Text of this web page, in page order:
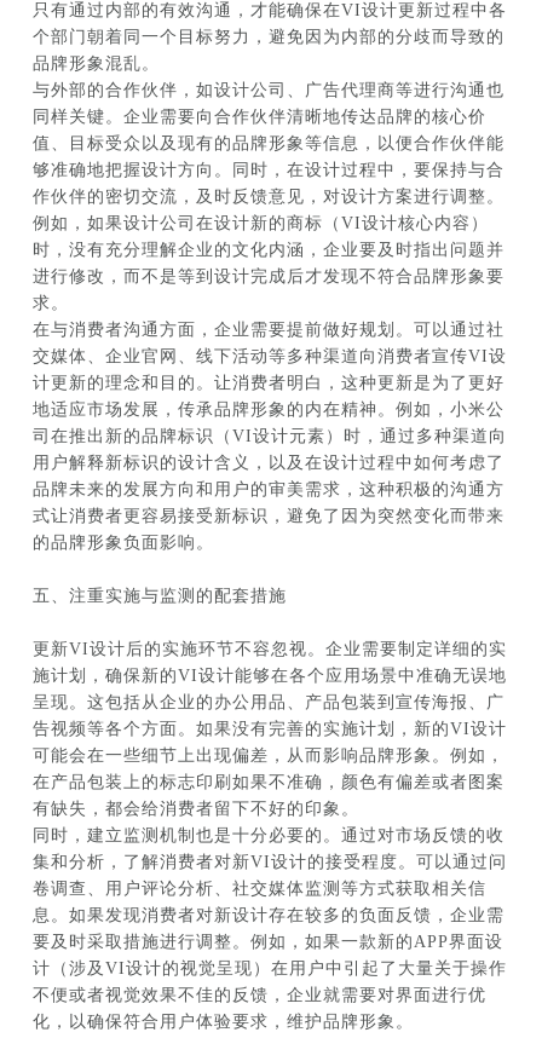
只有通过内部的有效沟通，才能确保在VI设计更新过程中各
个部门朝着同一个目标努力，避免因为内部的分歧而导致的
品牌形象混乱。
与外部的合作伙伴，如设计公司、广告代理商等进行沟通也
同样关键。企业需要向合作伙伴清晰地传达品牌的核心价
值、目标受众以及现有的品牌形象等信息，以便合作伙伴能
够准确地把握设计方向。同时，在设计过程中，要保持与合
作伙伴的密切交流，及时反馈意见，对设计方案进行调整。
例如，如果设计公司在设计新的商标（VI设计核心内容）
时，没有充分理解企业的文化内涵，企业要及时指出问题并
进行修改，而不是等到设计完成后才发现不符合品牌形象要
求。
在与消费者沟通方面，企业需要提前做好规划。可以通过社
交媒体、企业官网、线下活动等多种渠道向消费者宣传VI设
计更新的理念和目的。让消费者明白，这种更新是为了更好
地适应市场发展，传承品牌形象的内在精神。例如，小米公
司在推出新的品牌标识（VI设计元素）时，通过多种渠道向
用户解释新标识的设计含义，以及在设计过程中如何考虑了
品牌未来的发展方向和用户的审美需求，这种积极的沟通方
式让消费者更容易接受新标识，避免了因为突然变化而带来
的品牌形象负面影响。
五、注重实施与监测的配套措施
更新VI设计后的实施环节不容忽视。企业需要制定详细的实
施计划，确保新的VI设计能够在各个应用场景中准确无误地
呈现。这包括从企业的办公用品、产品包装到宣传海报、广
告视频等各个方面。如果没有完善的实施计划，新的VI设计
可能会在一些细节上出现偏差，从而影响品牌形象。例如，
在产品包装上的标志印刷如果不准确，颜色有偏差或者图案
有缺失，都会给消费者留下不好的印象。
同时，建立监测机制也是十分必要的。通过对市场反馈的收
集和分析，了解消费者对新VI设计的接受程度。可以通过问
卷调查、用户评论分析、社交媒体监测等方式获取相关信
息。如果发现消费者对新设计存在较多的负面反馈，企业需
要及时采取措施进行调整。例如，如果一款新的APP界面设
计（涉及VI设计的视觉呈现）在用户中引起了大量关于操作
不便或者视觉效果不佳的反馈，企业就需要对界面进行优
化，以确保符合用户体验要求，维护品牌形象。